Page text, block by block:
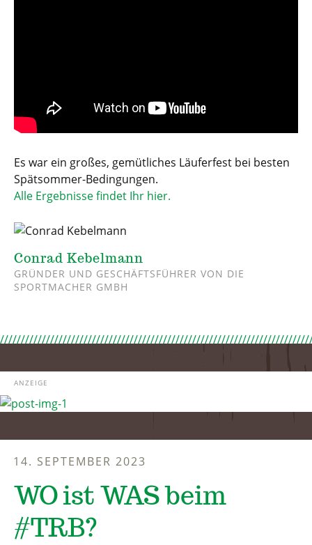
Es war ein großes, gemütliches Läuferfest bei besten
Spätsommer-Bedingungen.
Alle Ergebnisse findet Ihr hier.
Conrad Kebelmann
GRÜNDER UND GESCHÄFTSFÜHRER VON DIE
SPORTMACHER GMBH
ANZEIGE
14. SEPTEMBER 2023
WO ist WAS beim
#TRB?